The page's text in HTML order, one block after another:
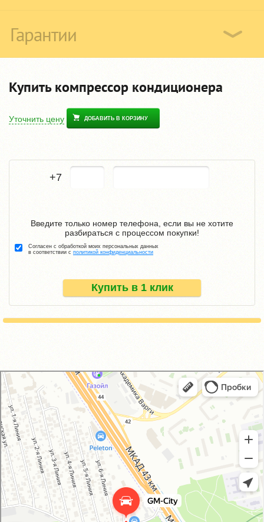
Гарантии
Купить компрессор кондиционера
Уточнить цену ДОБАВИТЬ В КОРЗИНУ
+7
Купить в 1 клик
Введите только номер телефона, если вы не хотите
разбираться с процессом покупки!
Согласен с обработкой моих персональных данных
в соответствии с политикой конфиденциальности
GM-City&VAG-Repair
Автосервис, автотехцентр в Москве
Магазин автозапчастей и автотоваров в Москве